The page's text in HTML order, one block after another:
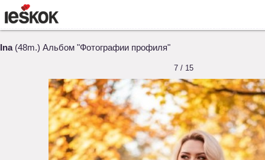
Ina(48m.) Альбом "Фотографии профиля"
7 / 15